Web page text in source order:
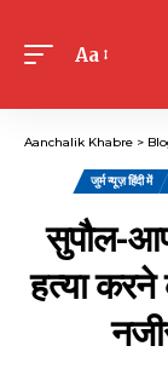
Font
Aa
Aanchalik Khabre >
जुर्म न्यूज़ हिंदी में
सुपौल-
हत्या